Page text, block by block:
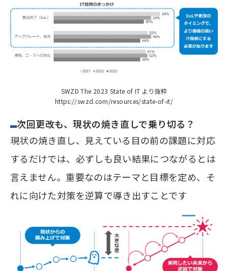
SWZD The 2023 State of IT より抜粋
https://swzd.com/resources/state-of-it/
次回更改も、現状の焼き直しで乗り切る？
現状の焼き直し、見えている目の前の課題に対応
するだけでは、必ずしも良い結果につながるとは
言えません。重要なのはテーマと目標を定め、そ
れに向けた対策を逆算で導き出すことです